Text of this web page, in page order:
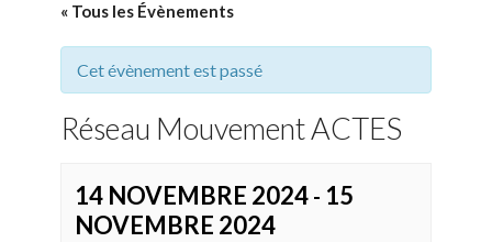
« Tous les Évènements
Cet évènement est passé
Réseau Mouvement ACTES
14 NOVEMBRE 2024 - 15
NOVEMBRE 2024